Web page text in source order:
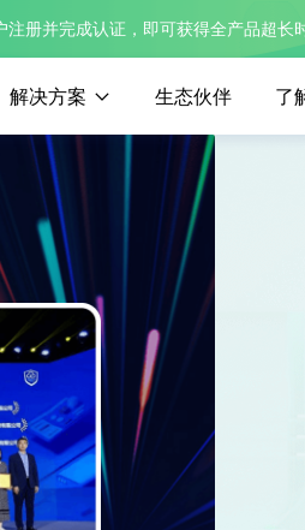
注册并完成认证，即可获得全产品超长
解决方案 生态伙伴 了